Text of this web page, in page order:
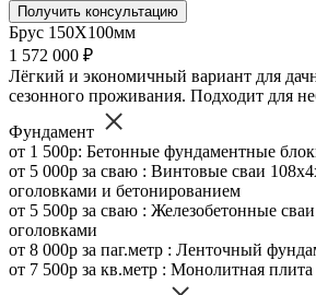
Получить консультацию
Брус 150Х100мм
1 572 000 ₽
Лёгкий и экономичный вариант для
сезонного проживания. Подходит для
Фундамент
от 1 500р: Бетонные фундаментные
от 5 000р за сваю : Винтовые сваи
оголовками и бетонированием
от 5 500р за сваю : Железобетонные
оголовками
от 8 000р за паг.метр : Ленточный
от 7 500р за кв.метр : Монолитная